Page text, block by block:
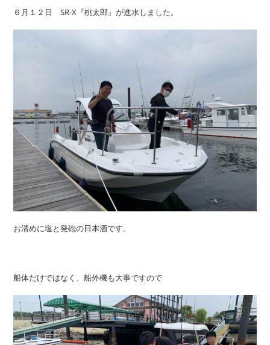
サービス案内
新艇・展示艇情報 中古艇情報
求人情報 会社概要
６月１２日 SR-X『桃太郎』が進水しました。
お清めに塩と発砲の日本酒です。
船体だけではなく、船外機も大事ですので